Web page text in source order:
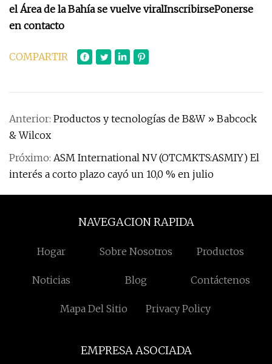
el Área de la Bahía se vuelve viralInscribirsePonerse
en contacto
COMPARTIR
Anterior: Productos y tecnologías de B&W » Babcock
& Wilcox
Próximo: ASM International NV (OTCMKTS:ASMIY) El
interés a corto plazo cayó un 10,0 % en julio
NAVEGACION RAPIDA
Hogar Sobre Nosotros Productos
Noticias Blog Contáctenos
Mapa Del Sitio Privacy Policy
EMPRESA ASOCIADA